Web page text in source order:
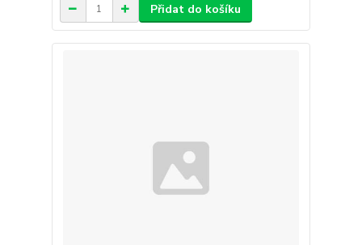
Přidat do košíku